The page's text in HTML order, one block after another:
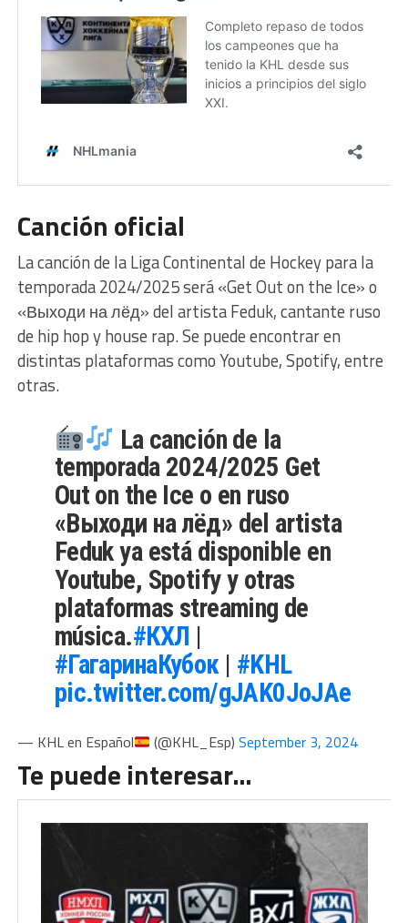
Canción oficial
La canción de la Liga Continental de Hockey para la
temporada 2024/2025 será «Get Out on the Ice» o
«Выходи на лёд» del artista Feduk, cantante ruso
de hip hop y house rap. Se puede encontrar en
distintas plataformas como Youtube, Spotify, entre
otras.
La canción de la
temporada 2024/2025 Get
Out on the Ice o en ruso
«Выходи на лёд» del artista
Feduk ya está disponible en
Youtube, Spotify y otras
plataformas streaming de
música.#КХЛ |
#ГагаринаКубок| #KHL
pic.twitter.com/gJAK0JoJAe
— KHL en Español (@KHL_Esp) September 3, 2024
Te puede interesar…